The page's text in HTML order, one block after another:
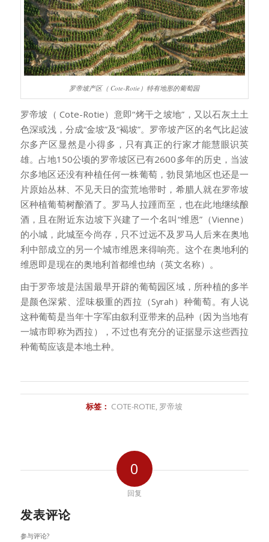
罗帝坡产区（ Cote-Rotie）特有地形的葡萄园
罗帝坡（ Cote-Rotie）意即“烤干之坡地”，又以石灰土土
色深或浅，分成“金坡”及“褐坡”。罗帝坡产区的名气比起波
尔多产区显然是小得多，只有真正的行家才能慧眼识英
雄。占地150公顷的罗帝坡区已有2600多年的历史，当波
尔多地区还没有种植任何一株葡萄，勃艮第地区也还是一
片原始丛林、不见天日的蛮荒地带时，希腊人就在罗帝坡
区种植葡萄树酿酒了。罗马人拉踵而至，也在此地继续酿
酒，且在附近东边坡下兴建了一个名叫“维恩”（Vienne）
的小城，此城至今尚存，只不过远不及罗马人后来在奥地
利中部成立的另一个城市维恩来得响亮。这个在奥地利的
维恩即是现在的奥地利首都维也纳（英文名称）。
由于罗帝坡是法国最早开辟的葡萄园区域，所种植的多半
是颜色深紫、涩味极重的西拉（Syrah）种葡萄。有人说
这种葡萄是当年十字军由叙利亚带来的品种（因为当地有
一城市即称为西拉），不过也有充分的证据显示这些西拉
种葡萄应该是本地土种。
标签： COTE-ROTIE, 罗帝坡
0
回复
发表评论
参与评论?